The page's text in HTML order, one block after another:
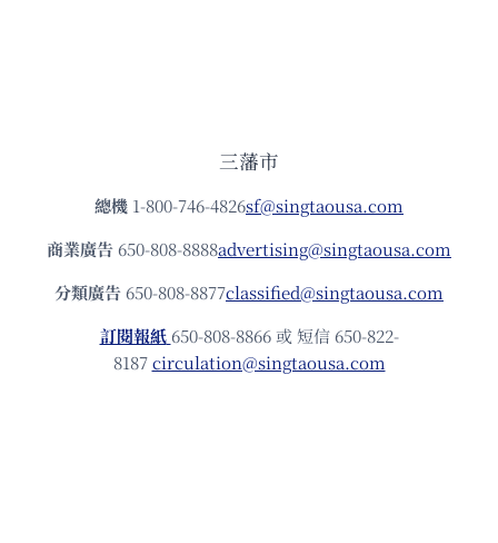
三藩市
總機 1-800-746-4826sf@singtaousa.com
商業廣告 650-808-8888advertising@singtaousa.com
分類廣告 650-808-8877classified@singtaousa.com
訂閱報紙 650-808-8866 或 短信 650-822-
8187circulation@singtaousa.com